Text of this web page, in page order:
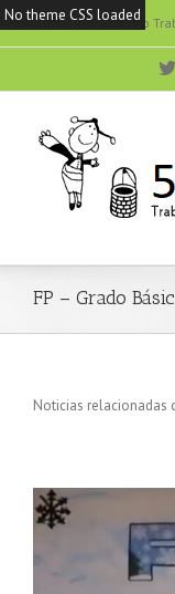
Colegio
FP – Grado
Noticias relacionadas
No theme CSS loaded